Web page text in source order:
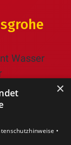
Wasser
der
trägt dazu
So
×
•